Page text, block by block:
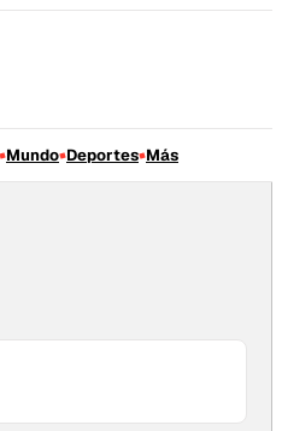
Mundo Deportes Más